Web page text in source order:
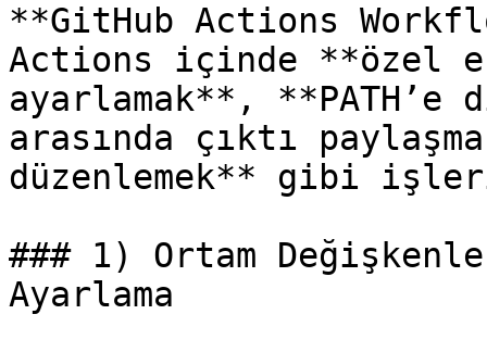
**GitHub Actions
Actions içinde **özel
ayarlamak**,
arasında çıktı
düzenlemek** gibi
### 1) Ortam
Ayarlama